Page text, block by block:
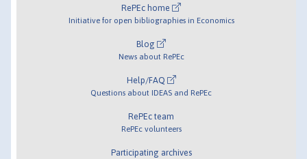
RePEc home
Initiative for open bibliographies in Economics
Blog
News about RePEc
Help/FAQ
Questions about IDEAS and RePEc
RePEc team
RePEc volunteers
Participating archives